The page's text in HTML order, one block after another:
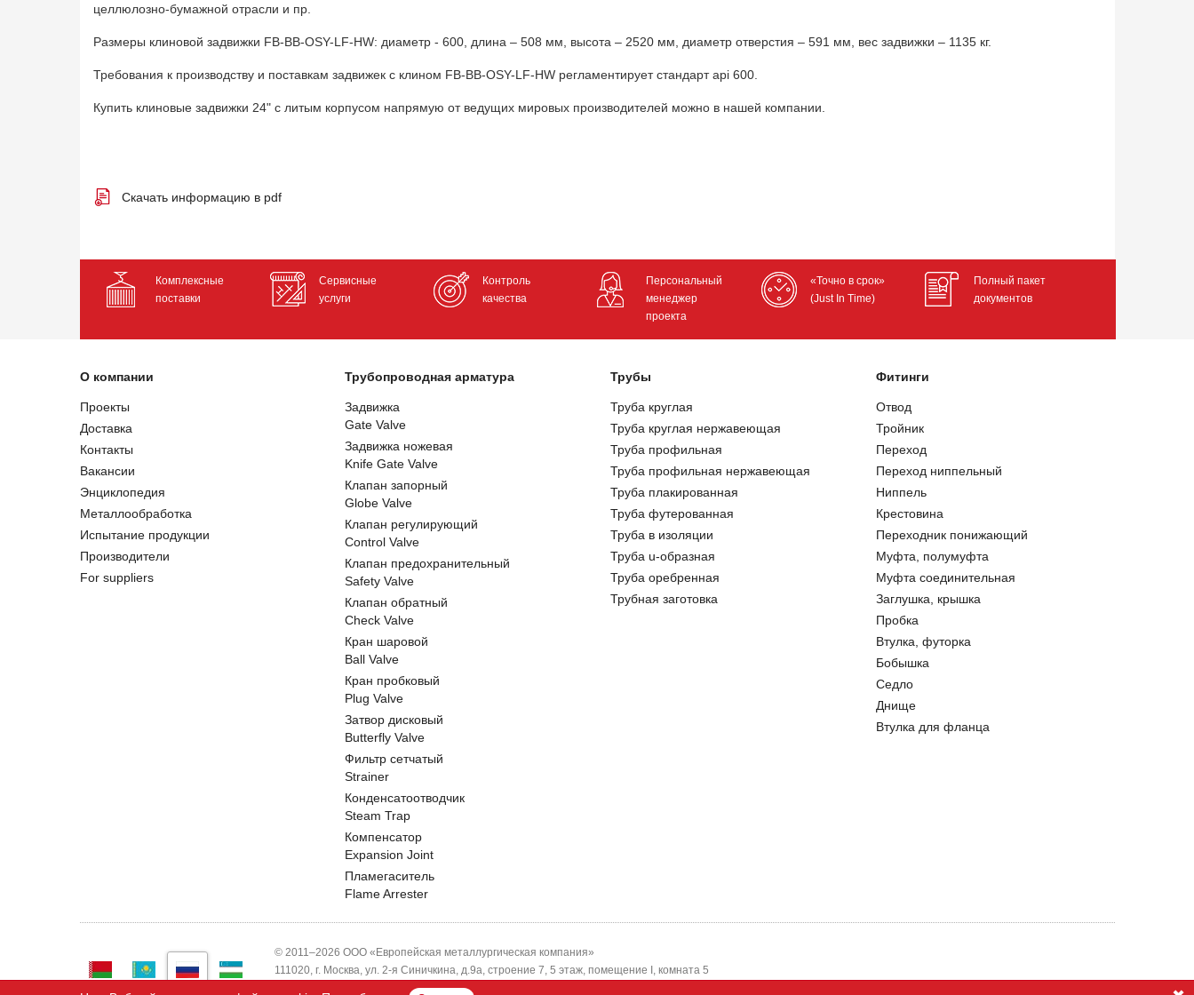
целлюлозно-бумажной отрасли и пр.
Размеры клиновой задвижки FB-BB-OSY-LF-HW: диаметр - 600, длина – 508 мм, высота – 2520 мм, диаметр отверстия – 591 мм, вес задвижки – 1135 кг.
Требования к производству и поставкам задвижек с клином FB-BB-OSY-LF-HW регламентирует стандарт api 600.
Купить клиновые задвижки 24" с литым корпусом напрямую от ведущих мировых производителей можно в нашей компании.
Скачать информацию в pdf
Комплексные
поставки
Сервисные
услуги
Контроль
качества
Персональный
менеджер
проекта
«Точно в срок»
(Just In Time)
Полный пакет
документов
О компании
Проекты
Доставка
Контакты
Вакансии
Энциклопедия
Металлообработка
Испытание продукции
Производители
For suppliers
Трубопроводная арматура
Задвижка
Gate Valve
Задвижка ножевая
Knife Gate Valve
Клапан запорный
Globe Valve
Клапан регулирующий
Control Valve
Клапан предохранительный
Safety Valve
Клапан обратный
Check Valve
Кран шаровой
Ball Valve
Кран пробковый
Plug Valve
Затвор дисковый
Butterfly Valve
Фильтр сетчатый
Strainer
Конденсатоотводчик
Steam Trap
Компенсатор
Expansion Joint
Пламегаситель
Flame Arrester
Трубы
Труба круглая
Труба круглая нержавеющая
Труба профильная
Труба профильная нержавеющая
Труба плакированная
Труба футерованная
Труба в изоляции
Труба u-образная
Труба оребренная
Трубная заготовка
Фитинги
Отвод
Тройник
Переход
Переход ниппельный
Ниппель
Крестовина
Переходник понижающий
Муфта, полумуфта
Муфта соединительная
Заглушка, крышка
Пробка
Втулка, футорка
Бобышка
Седло
Днище
Втулка для фланца
© 2011–2026 ООО «Европейская металлургическая компания»
111020, г. Москва, ул. 2-я Синичкина, д.9а, строение 7, 5 этаж, помещение I, комната 5
ИНН 7743820503 ООО "ЕМК"